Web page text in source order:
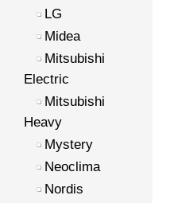
LG
Midea
Mitsubishi
Electric
Mitsubishi
Heavy
Mystery
Neoclima
Nordis